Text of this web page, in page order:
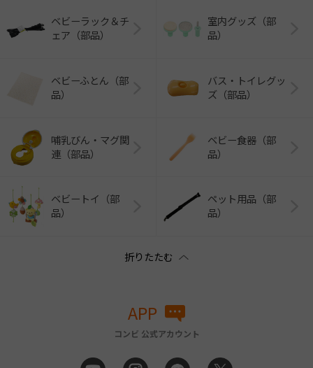
ベビーラック＆チ
ェア（部品）
室内グッズ（部
品）
ベビーふとん（部
品）
バス・トイレグッ
ズ（部品）
哺乳びん・マグ関
連（部品）
ベビー食器（部
品）
ベビートイ（部
品）
ペット用品（部
品）
APP
コンビ 公式アカウント